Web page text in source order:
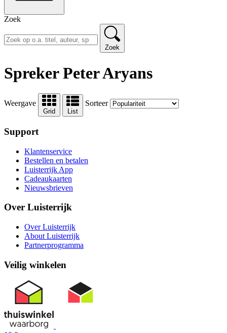
Zoek
Zoek
Spreker Peter Aryans
Weergave
Grid List
Sorteer
Support
Klantenservice
Bestellen en betalen
Luisterrijk App
Cadeaukaarten
Nieuwsbrieven
Over Luisterrijk
Over Luisterrijk
About Luisterrijk
Partnerprogramma
Veilig winkelen